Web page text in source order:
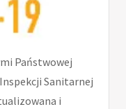
Państwowej
Sanitarnej
i